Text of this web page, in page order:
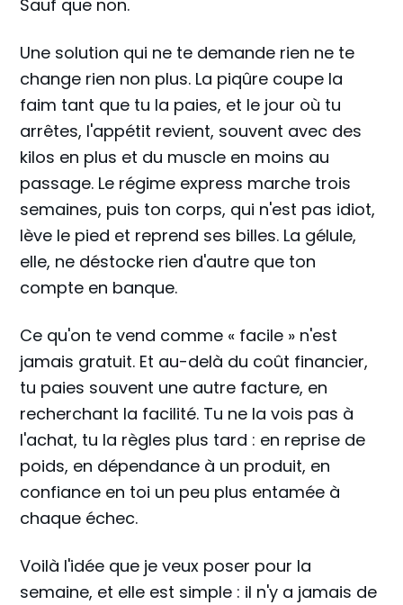
Sauf que non.
Une solution qui ne te demande rien ne te
change rien non plus. La piqûre coupe la
faim tant que tu la paies, et le jour où tu
arrêtes, l'appétit revient, souvent avec des
kilos en plus et du muscle en moins au
passage. Le régime express marche trois
semaines, puis ton corps, qui n'est pas idiot,
lève le pied et reprend ses billes. La gélule,
elle, ne déstocke rien d'autre que ton
compte en banque.
Ce qu'on te vend comme « facile » n'est
jamais gratuit. Et au-delà du coût financier,
tu paies souvent une autre facture, en
recherchant la facilité. Tu ne la vois pas à
l'achat, tu la règles plus tard : en reprise de
poids, en dépendance à un produit, en
confiance en toi un peu plus entamée à
chaque échec.
Voilà l'idée que je veux poser pour la
semaine, et elle est simple : il n'y a jamais de